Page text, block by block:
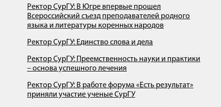
Ректор СурГУ: В Югре впервые прошел
Всероссийский съезд преподавателей родного
языка и литературы коренных народов
Ректор СурГУ: Единство слова и дела
Ректор СурГУ: Преемственность науки и практики
– основа успешного лечения
Ректор СурГУ: В работе форума «Есть результат»
приняли участие ученые СурГУ